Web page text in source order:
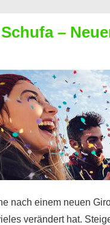
–
nach einem neuen
verändert hat.